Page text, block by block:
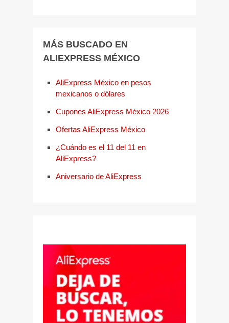
MÁS BUSCADO EN
ALIEXPRESS MÉXICO
AliExpress México en pesos
mexicanos o dólares
Cupones AliExpress México 2026
Ofertas AliExpress México
¿Cuándo es el 11 del 11 en
AliExpress?
Aniversario de AliExpress